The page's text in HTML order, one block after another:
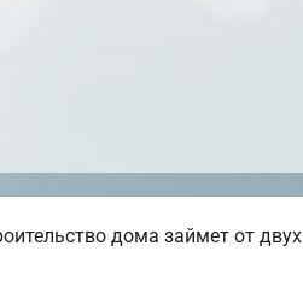
дома займет от двух